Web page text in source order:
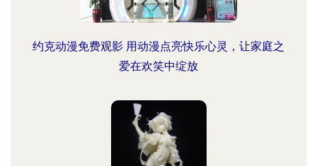
约克动漫免费观影 用动漫点亮快乐心灵，让家庭之
爱在欢笑中绽放